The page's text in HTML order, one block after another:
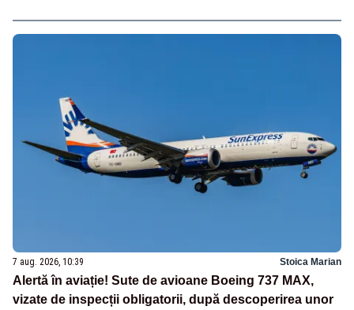
7 aug. 2026, 10:39 Stoica Marian
Alertă în aviație! Sute de avioane Boeing 737 MAX,
vizate de inspecții obligatorii, după descoperirea unor